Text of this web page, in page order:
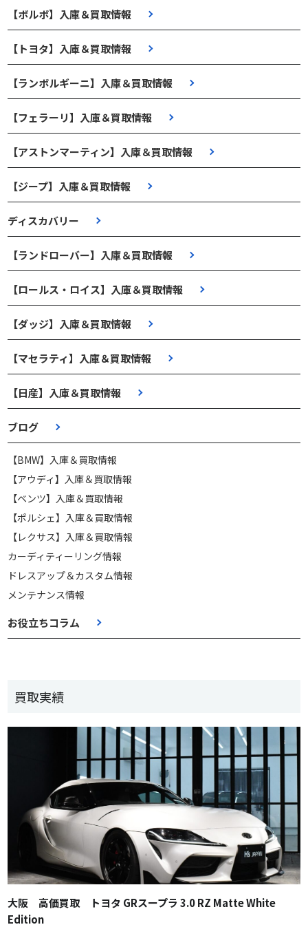
【ボルボ】入庫＆買取情報
【トヨタ】入庫＆買取情報
【ランボルギーニ】入庫＆買取情報
【フェラーリ】入庫＆買取情報
【アストンマーティン】入庫＆買取情報
【ジープ】入庫＆買取情報
ディスカバリー
【ランドローバー】入庫＆買取情報
【ロールス・ロイス】入庫＆買取情報
【ダッジ】入庫＆買取情報
【マセラティ】入庫＆買取情報
【日産】入庫＆買取情報
ブログ
【BMW】入庫＆買取情報
【アウディ】入庫＆買取情報
【ベンツ】入庫＆買取情報
【ポルシェ】入庫＆買取情報
【レクサス】入庫＆買取情報
カーディティーリング情報
ドレスアップ＆カスタム情報
メンテナンス情報
お役立ちコラム
買取実績
大阪 高価買取 トヨタ GRスープラ 3.0 RZ Matte White
Edition